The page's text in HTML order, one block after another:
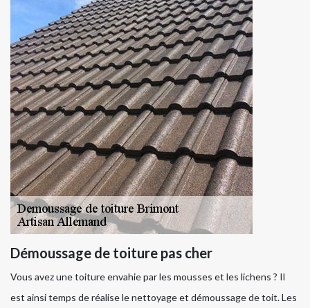
Démoussage de toiture pas cher
Vous avez une toiture envahie par les mousses et les lichens ? Il
est ainsi temps de réalise le nettoyage et démoussage de toit. Les